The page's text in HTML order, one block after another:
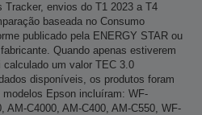
Tracker, envios do T1 2023 a T4
baseada no Consumo
publicado pela ENERGY STAR ou
Quando apenas estiverem
um valor TEC 3.0
disponíveis, os produtos foram
Epson incluíram: WF-
AM-C4000, AM-C400, AM-C550, WF-